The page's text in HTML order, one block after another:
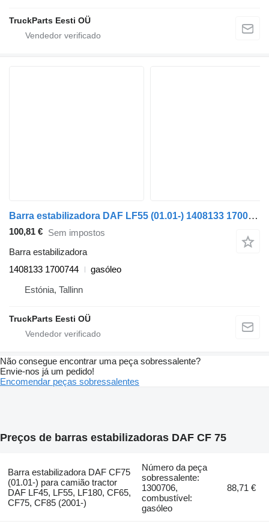
TruckParts Eesti OÜ
Barra estabilizadora DAF LF55 (01.01-) 1408133 1700744 para camião tractor DAF LF45, LF55, LF180, CF65, CF75, CF85 (2001-)
100,81 € Sem impostos
Barra estabilizadora
1408133 1700744
gasóleo
Estónia, Tallinn
TruckParts Eesti OÜ
Não consegue encontrar uma peça sobressalente?
Envie-nos já um pedido!
Encomendar peças sobressalentes
Preços de barras estabilizadoras DAF CF 75
Barra estabilizadora DAF CF75
(01.01-) para camião tractor
DAF LF45, LF55, LF180, CF65,
CF75, CF85 (2001-)
Número da peça
sobressalente:
1300706,
combustível:
gasóleo
88,71 €